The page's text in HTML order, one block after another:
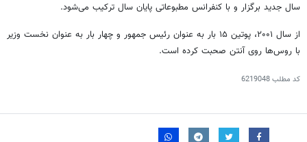
سال جدید برگزار و با کنفرانس مطبوعاتی پایان سال ترکیب می‌شود.
از سال ۲۰۰۱، پوتین ۱۵ بار به عنوان رئیس جمهور و چهار بار به عنوان نخست وزیر
با روس‌ها روی آنتن صحبت کرده است.
کد مطلب6219048